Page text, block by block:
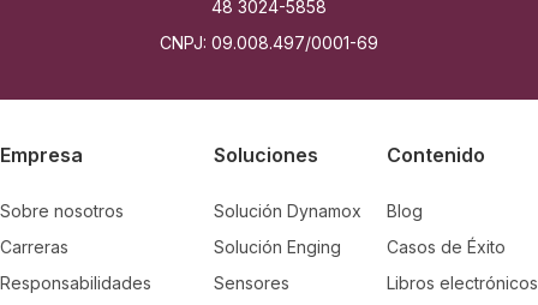
48 3024-5858
CNPJ: 09.008.497/0001-69
Empresa
Sobre nosotros
Carreras
Responsabilidades
Soluciones
Solución Dynamox
Solución Enging
Sensores
Contenido
Blog
Casos de Éxito
Libros electrónicos